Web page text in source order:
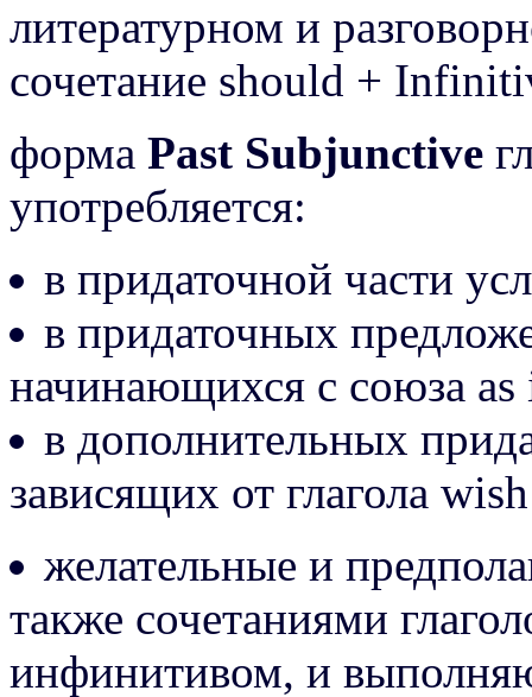
литературном и
сочетание should +
форма Past Subjunctive
употребляется:
в придаточной части
в придаточных
начинающихся с союза
в дополнительных
зависящих от глагола wish
желательные и
также сочетаниями
инфинитивом, и